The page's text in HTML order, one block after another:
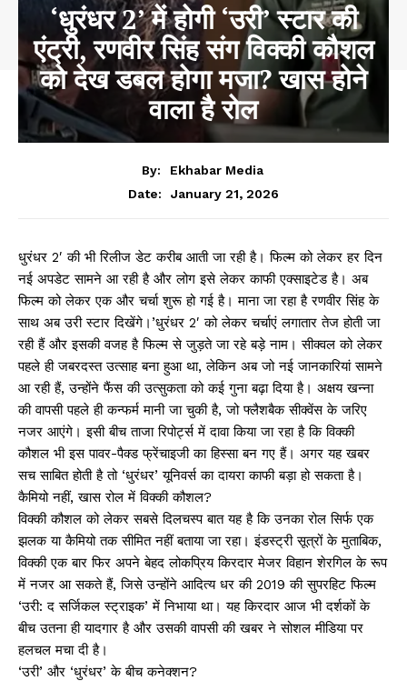
‘धुरंधर 2’ में होगी ‘उरी’ स्टार की
एंट्री, रणवीर सिंह संग विक्की कौशल
को देख डबल होगा मजा? खास होने
वाला है रोल
By:
Ekhabar Media
Date:
January 21, 2026
धुरंधर 2′ की भी रिलीज डेट करीब आती जा रही है। फिल्म को लेकर हर दिन
नई अपडेट सामने आ रही है और लोग इसे लेकर काफी एक्साइटेड है। अब
फिल्म को लेकर एक और चर्चा शुरू हो गई है। माना जा रहा है रणवीर सिंह के
साथ अब उरी स्टार दिखेंगे।’धुरंधर 2′ को लेकर चर्चाएं लगातार तेज होती जा
रही हैं और इसकी वजह है फिल्म से जुड़ते जा रहे बड़े नाम। सीक्वल को लेकर
पहले ही जबरदस्त उत्साह बना हुआ था, लेकिन अब जो नई जानकारियां सामने
आ रही हैं, उन्होंने फैंस की उत्सुकता को कई गुना बढ़ा दिया है। अक्षय खन्ना
की वापसी पहले ही कन्फर्म मानी जा चुकी है, जो फ्लैशबैक सीक्वेंस के जरिए
नजर आएंगे। इसी बीच ताजा रिपोर्ट्स में दावा किया जा रहा है कि विक्की
कौशल भी इस पावर-पैक्ड फ्रेंचाइजी का हिस्सा बन गए हैं। अगर यह खबर
सच साबित होती है तो ‘धुरंधर’ यूनिवर्स का दायरा काफी बड़ा हो सकता है।
कैमियो नहीं, खास रोल में विक्की कौशल?
विक्की कौशल को लेकर सबसे दिलचस्प बात यह है कि उनका रोल सिर्फ एक
झलक या कैमियो तक सीमित नहीं बताया जा रहा। इंडस्ट्री सूत्रों के मुताबिक,
विक्की एक बार फिर अपने बेहद लोकप्रिय किरदार मेजर विहान शेरगिल के रूप
में नजर आ सकते हैं, जिसे उन्होंने आदित्य धर की 2019 की सुपरहिट फिल्म
‘उरी: द सर्जिकल स्ट्राइक’ में निभाया था। यह किरदार आज भी दर्शकों के
बीच उतना ही यादगार है और उसकी वापसी की खबर ने सोशल मीडिया पर
हलचल मचा दी है।
‘उरी’ और ‘धुरंधर’ के बीच कनेक्शन?